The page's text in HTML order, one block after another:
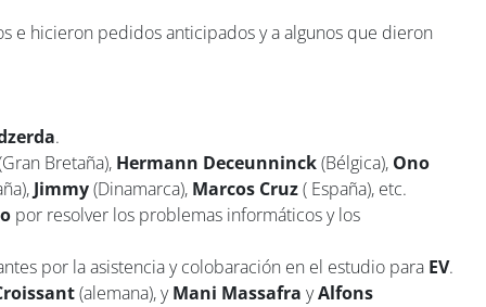
e hicieron pedidos anticipados y a algunos que dieron
.
Bretaña), Hermann Deceunninck(Bélgica), Ono
Jimmy(Dinamarca), Marcos Cruz( España), etc.
por resolver los problemas informáticos y los
por la asistencia y colobaración en el estudio para EV.
(alemana), yMani Massafra yAlfons